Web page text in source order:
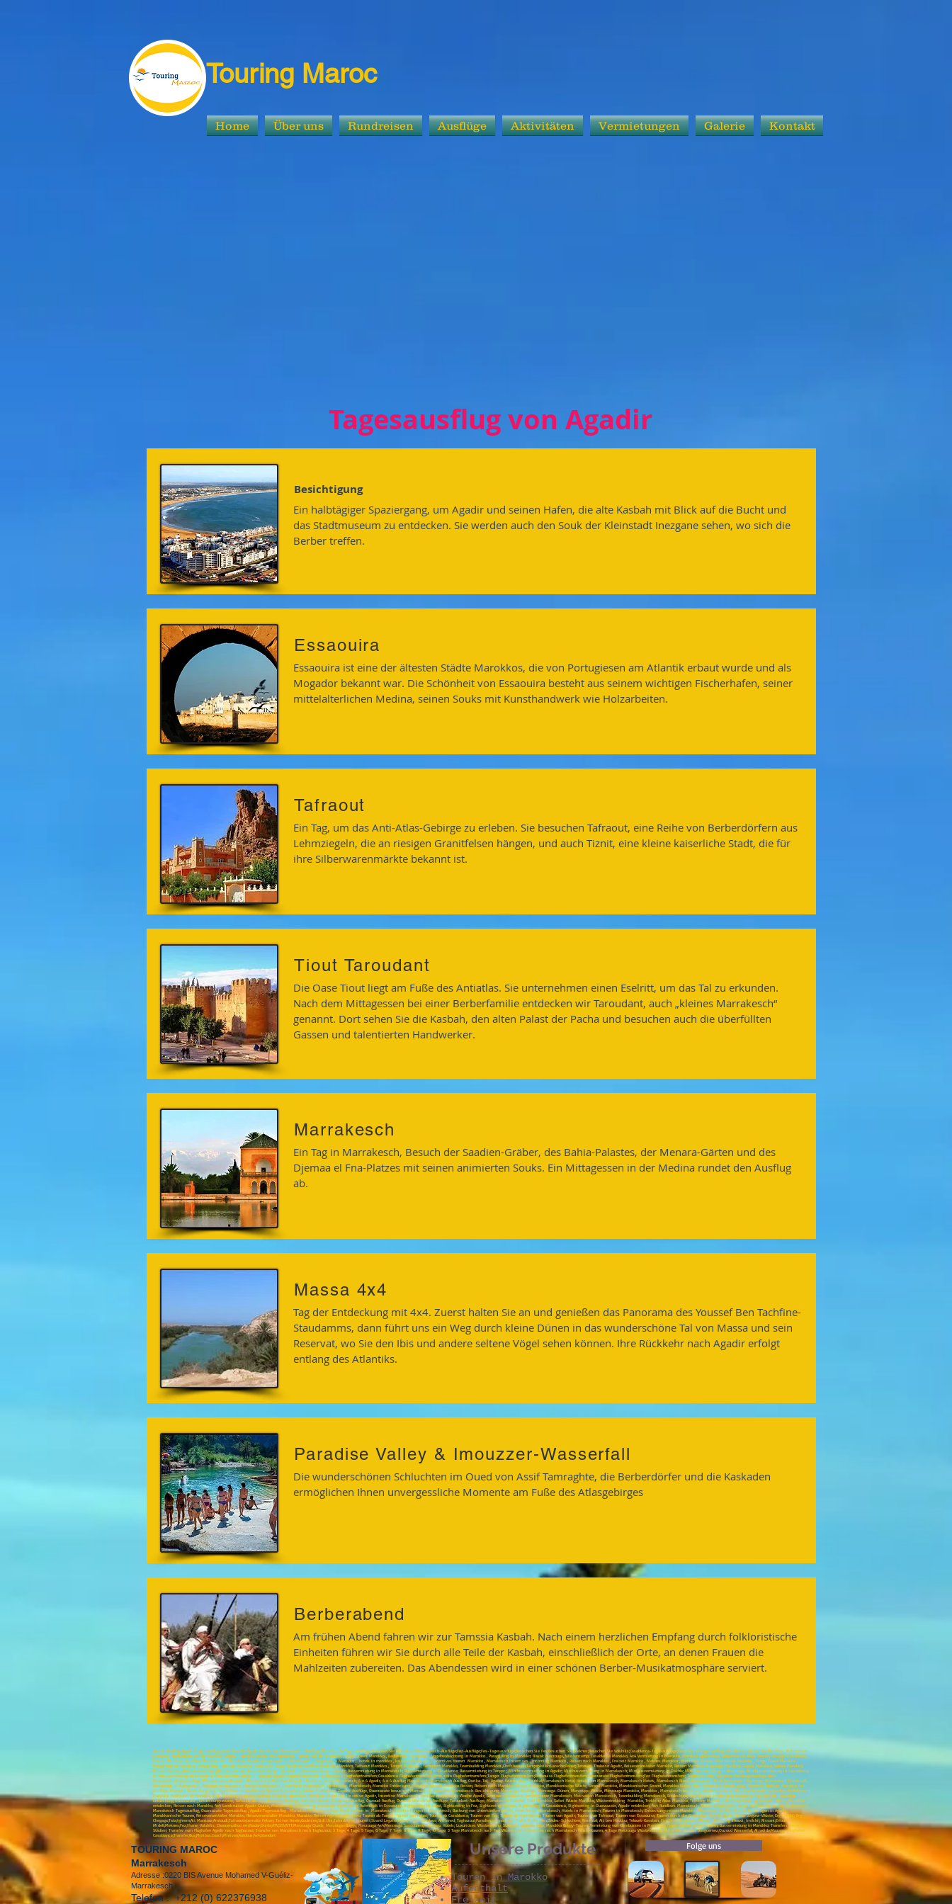
Touring Maroc
Home Über uns Rundreisen Ausflüge Aktivitäten Vermietungen Galerie Kontakt
Tagesausflug von Agadir
Besichtigung
Ein halbtägiger Spaziergang, um Agadir und seinen Hafen, die alte Kasbah mit Blick auf die Bucht und
das Stadtmuseum zu entdecken. Sie werden auch den Souk der Kleinstadt Inezgane sehen, wo sich die
Berber treffen.
Essaouira
Essaouira ist eine der ältesten Städte Marokkos, die von Portugiesen am Atlantik erbaut wurde und als
Mogador bekannt war. Die Schönheit von Essaouira besteht aus seinem wichtigen Fischerhafen, seiner
mittelalterlichen Medina, seinen Souks mit Kunsthandwerk wie Holzarbeiten.
Tafraout
Ein Tag, um das Anti-Atlas-Gebirge zu erleben. Sie besuchen Tafraout, eine Reihe von Berberdörfern aus
Lehmziegeln, die an riesigen Granitfelsen hängen, und auch Tiznit, eine kleine kaiserliche Stadt, die für
ihre Silberwarenmärkte bekannt ist.
Tiout Taroudant
Die Oase Tiout liegt am Fuße des Antiatlas. Sie unternehmen einen Eselritt, um das Tal zu erkunden.
Nach dem Mittagessen bei einer Berberfamilie entdecken wir Taroudant, auch „kleines Marrakesch“
genannt. Dort sehen Sie die Kasbah, den alten Palast der Pacha und besuchen auch die überfüllten
Gassen und talentierten Handwerker.
Marrakesch
Ein Tag in Marrakesch, Besuch der Saadien-Gräber, des Bahia-Palastes, der Menara-Gärten und des
Djemaa el Fna-Platzes mit seinen animierten Souks. Ein Mittagessen in der Medina rundet den Ausflug
ab.
Massa 4x4
Tag der Entdeckung mit 4x4. Zuerst halten Sie an und genießen das Panorama des Youssef Ben Tachfine-
Staudamms, dann führt uns ein Weg durch kleine Dünen in das wunderschöne Tal von Massa und sein
Reservat, wo Sie den Ibis und andere seltene Vögel sehen können. Ihre Rückkehr nach Agadir erfolgt
entlang des Atlantiks.
Paradise Valley & Imouzzer-Wasserfall
Die wunderschönen Schluchten im Oued von Assif Tamraghte, die Berberdörfer und die Kaskaden
ermöglichen Ihnen unvergessliche Momente am Fuße des Atlasgebirges
Berberabend
Am frühen Abend fahren wir zur Tamssia Kasbah. Nach einem herzlichen Empfang durch folkloristische
Einheiten führen wir Sie durch alle Teile der Kasbah, einschließlich der Orte, an denen Frauen die
Mahlzeiten zubereiten. Das Abendessen wird in einer schönen Berber-Musikatmosphäre serviert.
Agadir-Ausflüge;Agadir-Tagesausflüge;Besuchen Sie Agadir;Agadir-Souk;Marrakesch-Ausflüge;Marrakesch-Tagesausflüge;Besuchen Sie Marrakesch;Marrakesch-Ausflüge;Fez-Ausflüge;Fes-Tagesausflüge;Besuchen Sie Fes;Besuchen Sie Meknes;Besuchen Sie Volubilis;Casablanca-Tagesausflüge;Casablanca-Tagesausflüge Casablanca ;Touren in Marokko , Kulturreisen
Marokko; Abenteuerreisen in Marokko, Sahara-Touren; Marokko Wüstentouren; Touren rund um Marokko ; Agadir Tours Marokko , Radtouren in Marokko , Vogelbeobachtung in Marokko , Paragliding in Marokko; Biwak Merzouga, Wüstencamp; Casablanca Marokko, 4x4 Vermietung in Marokko, Marokko Wüstentour, Wüstenreise; Atlas-Touren; Essaouira Marokko ,
Events Marokko , Ausflüge Marokko , Fez Marokko , Flugtickets Marokko , Golf Marokko , Golfplätze in Marokko , hotels in marokko , kaiserstädtetouren , incentives touren Marokko , Marrakesch Incentives , Incoming Marokko , Reisen nach Marokko , Freizeit Marokko , Meknes Marokko , Merzouga Dünen , Ouarzazate Kasbahs , Outgo Travel Marokko ,
Paragliding in Marokko , Paragliding Tours in Marokko , Seminare, Rabat Marokko Marokko, Riad Spa Marokko, Tafraout Marokko , Tanger Marokko , Taroudant Marokko, Teambuilding Marokko ,Chefchaouen;Tanger;Asilah;Larache;Rabat; Tetouan, Thalasso Agadir, Reiseveranstalter Marokko, Reisen Marokko, Merzouga Marokko; Zagora Marokko; Sahara Marokko;
Busvermietung ;Kleinbusvermietung;Busvermietung ;Autovermietung in Marokko ; Busvermietung in Agadir; Busvermietung in Marrakesch; Busvermietung in Casablanca; Busvermietung in Tanger ; Minibusvermietung in Agadir; Minibusvermietung in Marrakesch; Minibusvermietung in Dakhla; Minibusvermietung in Merzouga; Minibusvermietung in Casablanca;
Minibusvermietung in Essaouira; Minibusvermietung in Tafraout; Agadir Flughafentransfers ;Marrakesch Flughafentransfers;Casablanca Flughafentransfers;Errachidia Flughafentransfers;Tanger Flughafentransfers;Essaouira Flughafentransfers;Ouarzazate Flughafentransfers;Fez Flughafentransfers; Transfers vom Flughafen Merzouga;Ausflüge nach
Marrakesch;Tagesausflüge; Wüstentouren; Marokko Reisen, 4 x 4 Marokko, Marokko Rundkurs, 4 x 4 Marrakesch, 4 x 4 Agadir, 4 x 4 Ausflug Marrakesch, Marrakesch Ausflug, Ourika-Tal, Agafay-Wüste; Asni ;Toubkal;Marrakesch Hotel, Hotels von Marrakesch, Marrakesch Hotels, Marrakesch Riads, Marrakesch Riad, Marrakesch Herberge, Marrakesch Unterkunft,
Restaurant in Marrakesch, Residenz Marrakesch, Habitat Marrakesch, Unterkunft Marrakesch, Aufenthalte Marrakesch, Marokko Entdeckung, Marokko Reisen, Marokko Reisen, Reisen nach Marokko, Wüste Marokko, Marokkanische Wüste, Strand Marokko, Marokkanischer Strand, Marokko Natur, Atlas Marokko, Marokko Atlas, Marokko Ausflüge, Marokko 4x4
Ausflüge, Marokko Vermietung 4x4, Ouar4 Ouarzazate-Reisen, Reisen Ouarzazate, Wüste Ouarzazate, Zagora-Ausflüge, Ouarzazate besuchen, Marrakesch besuchen, Marrakesch-Besichtigung, Merzouga-Ausflüge, Merzouga-Dünen, Merzouga-Wüste, Merzouga Marokko, Marokko , Marrakesch besuchen, Wüstenabenteuer Marokko, Marokko erkunden, Radfahren in
Marokko, Radtouren in Marokko, MTB Marokko, Marokko Offroad, Marokko Incentive, Marokko Incentives, Incentive Agadir, Incentive Marrakesch, Seminar Marrakesch, Woche Agadir, Seminar Casablanca, Sondergruppe Marrakesch, Motivation Marrakesch, Teambuilding Marrakesch, Entdeckung Marrakesch, Entdeckung Taroudant, Marrakesch, Taroudant,
Entdeckung Ouarzazate , Entdeckungswüste, Tafraout-Besuch, Tafraout-Ausflüge, Tafraout-Biwak, Essaouira-Ausflug, Ouzoud-Ausflug, Ouzoud-Wasserfall-Ausflüge, Taroudant-Ausflüge, Marrakesch-Transfer; Trail Marokko, Safari Wüste Marokko, Wüstentrekking Marokko, Trekking Atlas Marokko, Trekking Marokko, Marokko Trekking, Marokko Reise, Marokko
entdecken, Reisen nach Marokko, 4x4 Landcruiser Agadir Cruise, Marrakesch Sightseeing, Essaouira Sightseeing, Aufenthalt in Essoauira, Sightseeing in Rabat, Sightseeing in Fez, Sightseeing Meknes, Sightseeing in Casablanca, Sightseeing in Ouarzazate, Agadir entdecken, 4x4 Rundkurs Marrakesch, Touren Marrakesch, Reise Marrakesch, Ausflug Marrakesch,
Marrakesch Tagesausflug, Ouarzazate Tagesausflug , Agadir Tagesausflug , Marrakesch Tagesausflüge, Hotel buchen in Marrakesch, Hotelbuchungen in Marrakesch, Buchung von Unterkünften Agadir, Hotel finden Marrakesch, Hotels in Marrakesch, Touren in Marrakesch, Entdeckungsreisen Marokko, Mietwagen in Marrakesch, Mietwagen in Agadir,
Marokkanische Touren, Reiseveranstalter Marokko, Reiseveranstalter Marokko, Marokko Reisen Agentur, Reisebüro; Touren ab Tanger; Touren von Rabat; Touren ab Casablanca; Touren von Fes; Touren ab Marrakesch; Touren von Agadir; Touren von Tafraout; Touren von Essaouira; Touren durch die Merzouga-Wüste; Touren in der Zagora-Wüste; Erg Chebbi; Erg
Chegaga;Tata;Ighrem;Ait Mansour;Amtoudi;Tafraoute;bemalte Felsen; Tal von Ameln;Goulmine;Sidi Ifni;Tafnidilt;For boujerif;Strand Legzira;Aglou; Tiznit; Kerdous; Ait hmed; Taghazout;Paradiestal;Imouzzer; Todra-Schluchten;Dades-Schluchten; Rosental; Ait ben Haddou; Telouet-Kassbah; Fint;Draa-Tal;Zagora;Mhamid;Tinfo; Erg lihoudi; Imilchil; Rissani;Erfoud;
Midelt;Meknes;Fez;Ifrane; Volubilis; Chaouen;alhociem;Nador;Oujda;ATV;SSV;VTT;Merzouga Quads; Merzouga-Buggy; Merzouga 4x4;Merzouga Sanddünen;Merzouga Hotels; Luxuriöses Wüstencamp; Standard-Wüstencamp; Marokko Buggy-Touren; Vermietung von Kleinbussen in Merzouga; Quad-Verleih; Buggy-Verleih; Busvermietung in Marokko; Transfers zwischen
Städten; Transfer vom Flughafen Agadir nach Taghazout; Transfer von Marrakesch nach Taghazout; 3 Tage; 4 Tage: 5 Tage; 6 Tage; 7 Tage; 8 Tage; 9 Tage; 10 Tage; 3 Tage Marrakesch nach Fez Wüstentour; 3 Tage Fes nach Marrakesch Wüstentouren; 4 Tage Merzouga Wüstentouren; Bin el Ouidane;Ait Bouguemez;Ouzoud Wasserfall; Al jadida;Mazagan;Flughafen
Casablanca;Transfer;Bus;Minibus.Coach;Minivan;Autobus;4x4;Standort
TOURING MAROC
Marrakesch
Adresse :0220 BIS Avenue Mohamed V-Guéliz-
Marrakesch
Telefon : +212 (0) 622376938
Unsere Produkte
Touren in Marokko
Aufenthalt
Freizeit
Folge uns